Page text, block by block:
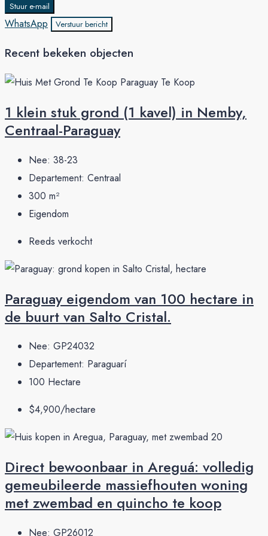
Stuur e-mail
WhatsApp Verstuur bericht
Recent bekeken objecten
1 klein stuk grond (1 kavel) in Nemby,
Centraal-Paraguay
Nee: 38-23
Departement: Centraal
300 m²
Eigendom
Reeds verkocht
Paraguay eigendom van 100 hectare in
de buurt van Salto Cristal.
Nee: GP24032
Departement: Paraguarí
100 Hectare
$4,900/hectare
Direct bewoonbaar in Areguá: volledig
gemeubileerde massiefhouten woning
met zwembad en quincho te koop
Nee: GP26012